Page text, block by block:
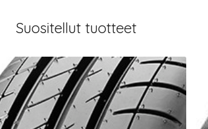
Suositellut tuotteet